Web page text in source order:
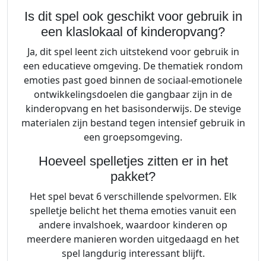
Is dit spel ook geschikt voor gebruik in
een klaslokaal of kinderopvang?
Ja, dit spel leent zich uitstekend voor gebruik in
een educatieve omgeving. De thematiek rondom
emoties past goed binnen de sociaal-emotionele
ontwikkelingsdoelen die gangbaar zijn in de
kinderopvang en het basisonderwijs. De stevige
materialen zijn bestand tegen intensief gebruik in
een groepsomgeving.
Hoeveel spelletjes zitten er in het
pakket?
Het spel bevat 6 verschillende spelvormen. Elk
spelletje belicht het thema emoties vanuit een
andere invalshoek, waardoor kinderen op
meerdere manieren worden uitgedaagd en het
spel langdurig interessant blijft.